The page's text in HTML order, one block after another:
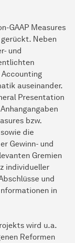
GAAP Measures
Neben
und
auseinander.
Presentation
bzw.
die
Gewinn- und
Gremien
individueller
und
in
wird u.a.
Reformen